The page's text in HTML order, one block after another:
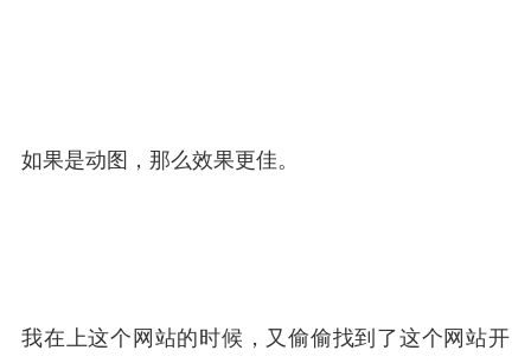
如果是动图，那么效果更佳。
我在上这个网站的时候，又偷偷找到了这个网站开